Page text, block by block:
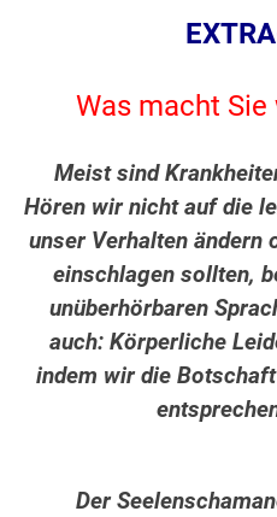
Was macht
Meist sind
Hören wir nicht auf die
unser Verhalten ändern
einschlagen sollten,
unüberhörbaren
auch: Körperliche
indem wir die
Der